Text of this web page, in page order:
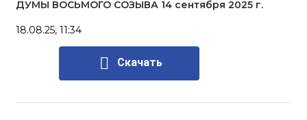
ДУМЫ ВОСЬМОГО СОЗЫВА 14 сентября 2025 г.
18.08.25, 11:34
Скачать